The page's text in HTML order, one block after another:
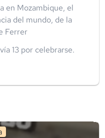
en Mozambique, el
del mundo, de la
Ferrer
13 por celebrarse.